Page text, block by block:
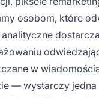
osobom, które
analityczne
w
— wystarczy